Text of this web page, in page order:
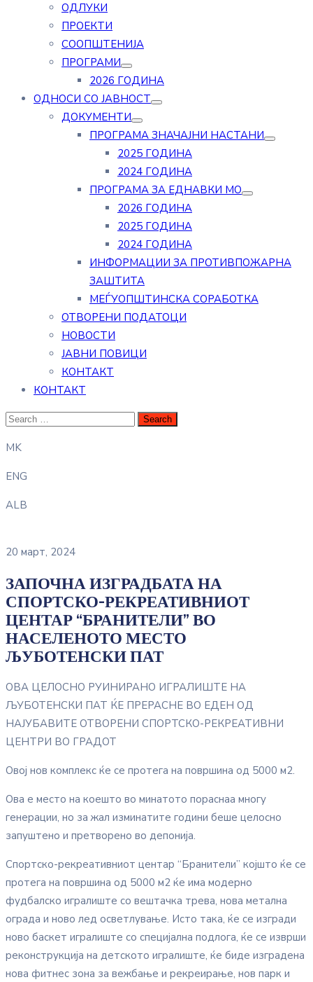
ОДЛУКИ
ПРОЕКТИ
СООПШТЕНИЈА
ПРОГРАМИ
2026 ГОДИНА
ОДНОСИ СО ЈАВНОСТ
ДОКУМЕНТИ
ПРОГРАМА ЗНАЧАЈНИ НАСТАНИ
2025 ГОДИНА
2024 ГОДИНА
ПРОГРАМА ЗА ЕДНАВКИ МО
2026 ГОДИНА
2025 ГОДИНА
2024 ГОДИНА
ИНФОРМАЦИИ ЗА ПРОТИВПОЖАРНА
ЗАШТИТА
МЕЃУОПШТИНСКА СОРАБОТКА
ОТВОРЕНИ ПОДАТОЦИ
НОВОСТИ
ЈАВНИ ПОВИЦИ
КОНТАКТ
КОНТАКТ
MK
ENG
ALB
20 март, 2024
ЗАПОЧНА ИЗГРАДБАТА НА
СПОРТСКО-РЕКРЕАТИВНИОТ
ЦЕНТАР “БРАНИТЕЛИ” ВО
НАСЕЛЕНОТО МЕСТО
ЉУБОТЕНСКИ ПАТ
ОВА ЦЕЛОСНО РУИНИРАНО ИГРАЛИШТЕ НА
ЉУБОТЕНСКИ ПАТ ЌЕ ПРЕРАСНЕ ВО ЕДЕН ОД
НАЈУБАВИТЕ ОТВОРЕНИ СПОРТСКО-РЕКРЕАТИВНИ
ЦЕНТРИ ВО ГРАДОТ
Овој нов комплекс ќе се протега на површина од 5000 м2.
Ова е место на коешто во минатото пораснаа многу
генерации, но за жал изминатите години беше целосно
запуштено и претворено во депонија.
Спортско-рекреативниот центар “Бранители” којшто ќе се
протега на површина од 5000 м2 ќе има модерно
фудбалско игралиште со вештачка трева, нова метална
ограда и ново лед осветлување. Исто така, ќе се изгради
ново баскет игралиште со специјална подлога, ќе се изврши
реконструкција на детското игралиште, ќе биде изградена
нова фитнес зона за вежбање и рекреирање, нов парк и